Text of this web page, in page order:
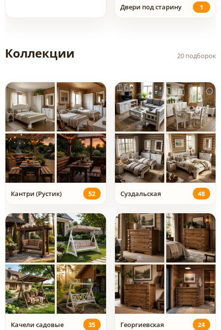
Двери под старину 1
Коллекции 20 подборок
Кантри (Рустик) 52 Суздальская 48
Качели садовые 35 Георгиевская 24